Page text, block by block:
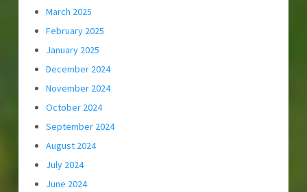
March 2025
February 2025
January 2025
December 2024
November 2024
October 2024
September 2024
August 2024
July 2024
June 2024